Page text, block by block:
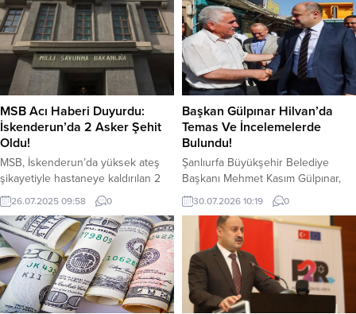
MSB Acı Haberi Duyurdu:
İskenderun’da 2 Asker Şehit
Oldu!
MSB, İskenderun’da yüksek ateş
şikayetiyle hastaneye kaldırılan 2
askerin şehit olduğunu açıkladı.
Milli Savunma Bakanlığı,
(MSB) yüksek ateş şikayeti ile
hastaneye kaldırılan Muhafız Er
Hayrullah Halit Karaman ve İkmal Er
Semih Erdoğan’ın şehit olduğunu
duyurdu. MSB, 5 askerin
tedavisinin devam ettiğini açıkladı.
26.07.2025 09:58 0
Başkan Gülpınar Hilvan’da
Temas Ve İncelemelerde
Bulundu!
Şanlıurfa Büyükşehir Belediye
Başkanı Mehmet Kasım Gülpınar,
Hilvan ilçesinde bir dizi temas ve
incelemede bulunarak kamu
kurumları, yerel yöneticiler ve
vatandaşlarla bir araya geldi. İlçede
yürütülen çalışmaların
değerlendirildiği ziyaretlerde,
devam eden yatırımlar ve geleceğe
yönelik projeler masaya
30.07.2026 10:19 0